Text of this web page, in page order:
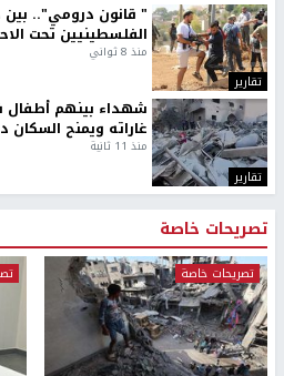
تقارير
" قانون درومي"..
الفلسطينيين تحت
منذ 8 ثواني
تقارير
شهداء بينهم أطفال
غاراته ويمنح السكان
منذ 11 ثانية
تصريحات خاصة
تصريحات خاصة